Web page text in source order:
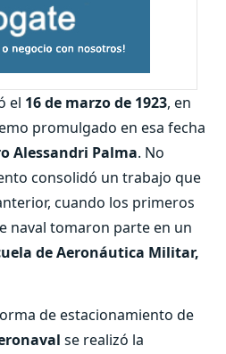
el 16 de marzo de 1923, en
promulgado en esa fecha
Alessandri Palma. No
consolidó un trabajo que
cuando los primeros
naval tomaron parte en un
de Aeronáutica Militar,
de estacionamiento de
se realizó la